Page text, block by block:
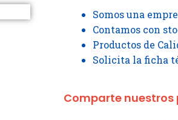
Somos una
Contamos con
Productos de
Solicita la ficha
Comparte nuestros